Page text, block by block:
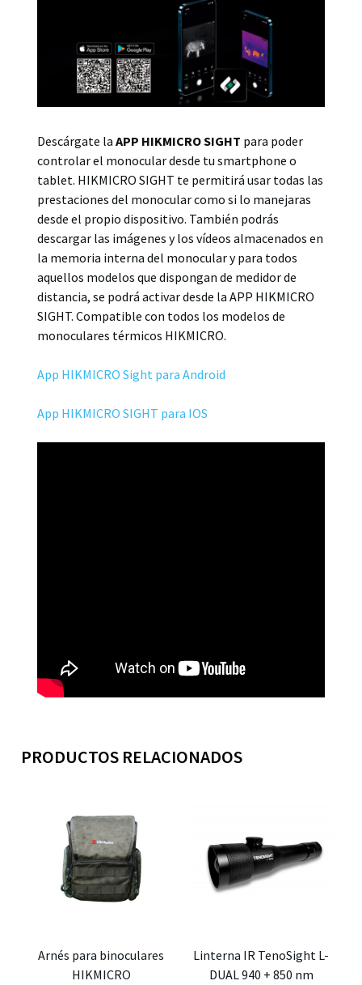
Descárgate la APP HIKMICRO SIGHT para poder
controlar el monocular desde tu smartphone o
tablet. HIKMICRO SIGHT te permitirá usar todas las
prestaciones del monocular como si lo manejaras
desde el propio dispositivo. También podrás
descargar las imágenes y los vídeos almacenados en
la memoria interna del monocular y para todos
aquellos modelos que dispongan de medidor de
distancia, se podrá activar desde la APP HIKMICRO
SIGHT. Compatible con todos los modelos de
monoculares térmicos HIKMICRO.
App HIKMICRO Sight para Android
App HIKMICRO SIGHT para IOS
PRODUCTOS RELACIONADOS
Arnés para binoculares
HIKMICRO
Linterna IR TenoSight L-
DUAL 940 + 850 nm